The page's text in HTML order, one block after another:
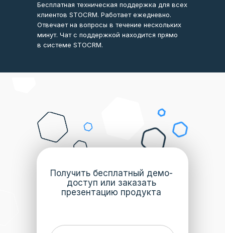
Бесплатная техническая поддержка для всех
клиентов STOCRM. Работает ежедневно.
Отвечает на вопросы в течение нескольких
минут. Чат с поддержкой находится прямо
в системе STOCRM.
Каждую неделю мы выпускаем новые
Для эффективной работы STOCRM мы
Не переживайте, если вы или сотрудники
Получить бесплатный демо-
доступ или заказать
презентацию продукта